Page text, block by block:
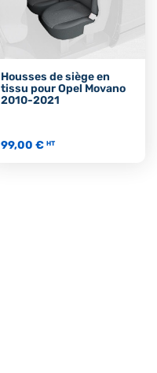
Housses de siège en
tissu pour Opel Movano
2010-2021
99,00 € HT